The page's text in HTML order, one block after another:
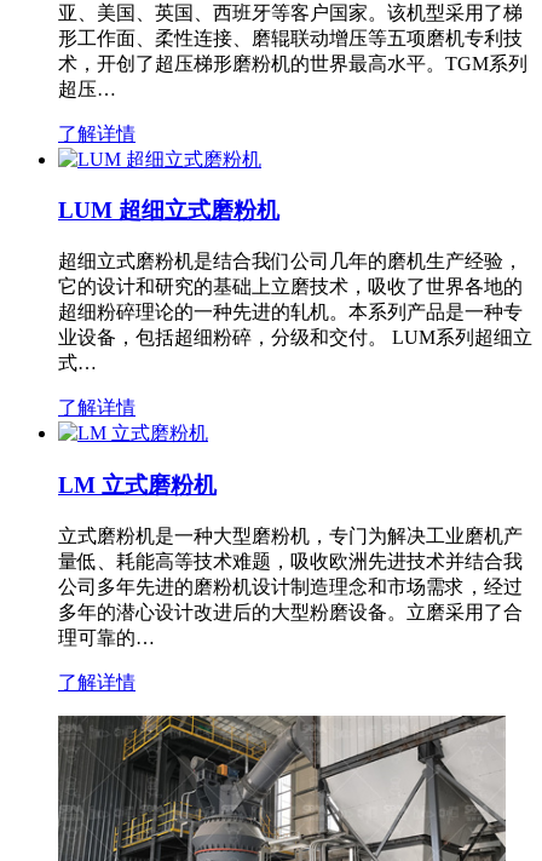
亚、美国、英国、西班牙等客户国家。该机型采用了梯
形工作面、柔性连接、磨辊联动增压等五项磨机专利技
术，开创了超压梯形磨粉机的世界最高水平。TGM系列
超压…
了解详情
LUM 超细立式磨粉机
超细立式磨粉机是结合我们公司几年的磨机生产经验，
它的设计和研究的基础上立磨技术，吸收了世界各地的
超细粉碎理论的一种先进的轧机。本系列产品是一种专
业设备，包括超细粉碎，分级和交付。 LUM系列超细立
式…
了解详情
LM 立式磨粉机
立式磨粉机是一种大型磨粉机，专门为解决工业磨机产
量低、耗能高等技术难题，吸收欧洲先进技术并结合我
公司多年先进的磨粉机设计制造理念和市场需求，经过
多年的潜心设计改进后的大型粉磨设备。立磨采用了合
理可靠的…
了解详情